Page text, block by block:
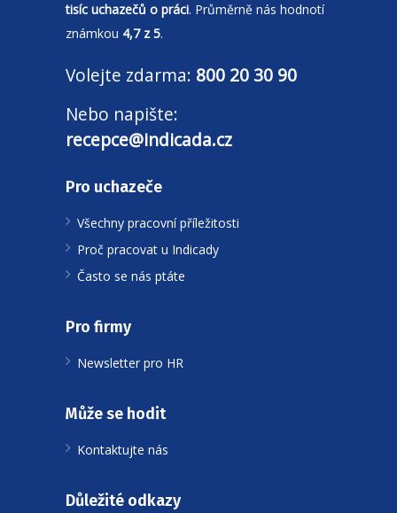
tisíc uchazečů o práci. Průměrně nás hodnotí
známkou 4,7 z 5.
Volejte zdarma: 800 20 30 90
Nebo napište:
recepce@indicada.cz
Pro uchazeče
Všechny pracovní příležitosti
Proč pracovat u Indicady
Často se nás ptáte
Pro firmy
Newsletter pro HR
Může se hodit
Kontaktujte nás
Důležité odkazy